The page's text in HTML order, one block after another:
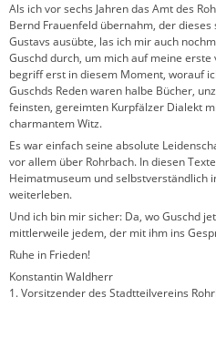
Als ich vor sechs Jahren das Amt des
Bernd Frauenfeld übernahm, der
Gustavs ausübte, las ich mir auch
Guschd durch, um mich auf meine
begriff erst in diesem Moment, worauf
Guschds Reden waren halbe Bücher,
feinsten, gereimten Kurpfälzer Dialekt
charmantem Witz.
Es war einfach seine absolute
vor allem über Rohrbach. In diesen
Heimatmuseum und selbstverständlich
weiterleben.
Und ich bin mir sicher: Da, wo Guschd
mittlerweile jedem, der mit ihm ins
Ruhe in Frieden!
Konstantin Waldherr
1. Vorsitzender des Stadtteilvereins